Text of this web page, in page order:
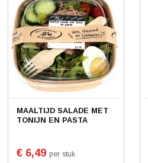
MAALTIJD SALADE MET
TONIJN EN PASTA
€ 6,49 per stuk